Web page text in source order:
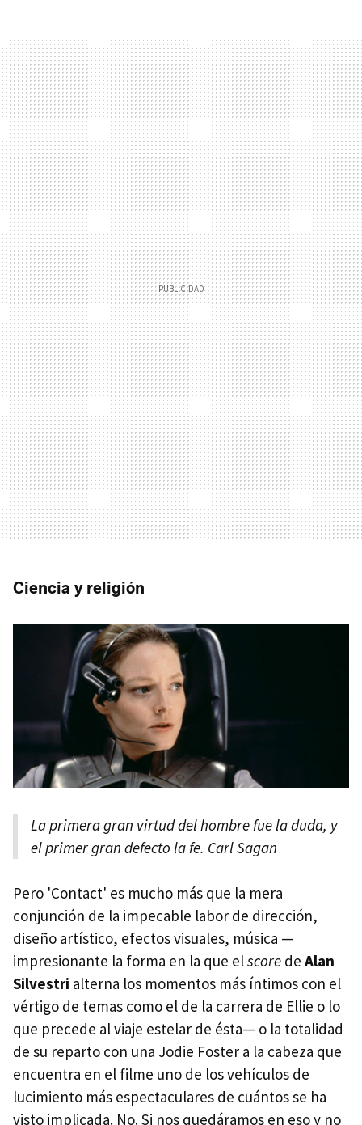
Ciencia y religión
La primera gran virtud del hombre fue la duda, y
el primer gran defecto la fe. Carl Sagan
Pero 'Contact' es mucho más que la mera
conjunción de la impecable labor de dirección,
diseño artístico, efectos visuales, música —
impresionante la forma en la que elscore de Alan
Silvestri alterna los momentos más íntimos con el
vértigo de temas como el de la carrera de Ellie o lo
que precede al viaje estelar de ésta— o la totalidad
de su reparto con una Jodie Foster a la cabeza que
encuentra en el filme uno de los vehículos de
lucimiento más espectaculares de cuántos se ha
visto implicada. No. Si nos quedáramos en eso y no